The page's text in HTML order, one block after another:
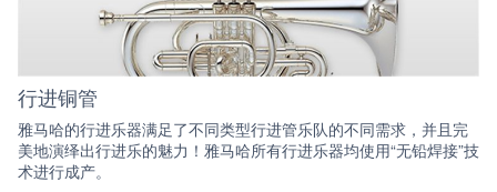
行进铜管
雅马哈的行进乐器满足了不同类型行进管乐队的不同需求，并且完
美地演绎出行进乐的魅力！雅马哈所有行进乐器均使用“无铅焊接”技
术进行成产。